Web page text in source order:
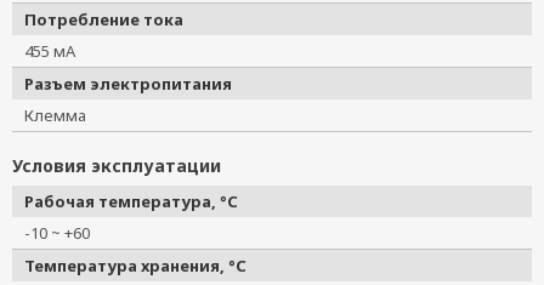
Потребление тока
455 мА
Разъем электропитания
Клемма
Условия эксплуатации
Рабочая температура, °C
-10 ~ +60
Температура хранения, °C